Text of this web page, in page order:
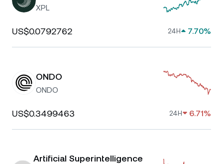
XPL
US$0.0792762 24H 7.70%
ONDO
ONDO
US$0.3499463 24H 6.71%
Artificial Superintelligence